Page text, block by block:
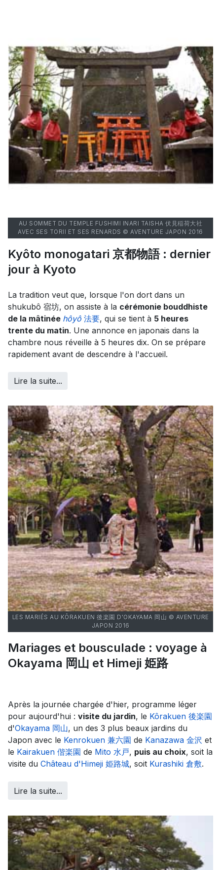
AU SOMMET DU TEMPLE FUSHIMI INARI TAISHA 伏見稲荷大社
AVEC SES TORII ET SES RENARDS © AVENTURE JAPON 2016
Kyôto monogatari 京都物語 : dernier
jour à Kyoto
La tradition veut que, lorsque l'on dort dans un
shukubô 宿坊, on assiste à la cérémonie bouddhiste
de la mâtinée hôyô 法要, qui se tient à 5 heures
trente du matin. Une annonce en japonais dans la
chambre nous réveille à 5 heures dix. On se prépare
rapidement avant de descendre à l'accueil.
Lire la suite...
LES MARIÉS AU KÔRAKUEN 後楽園 D'OKAYAMA 岡山 © AVENTURE
JAPON 2016
Mariages et bousculade : voyage à
Okayama 岡山 et Himeji 姫路
Après la journée chargée d'hier, programme léger
pour aujourd'hui : visite du jardin, le Kôrakuen 後楽園
d'Okayama 岡山, un des 3 plus beaux jardins du
Japon avec le Kenrokuen 兼六園 de Kanazawa 金沢 et
le Kairakuen 偕楽園 de Mito 水戸, puis au choix, soit la
visite du Château d'Himeji 姫路城, soit Kurashiki 倉敷.
Lire la suite...